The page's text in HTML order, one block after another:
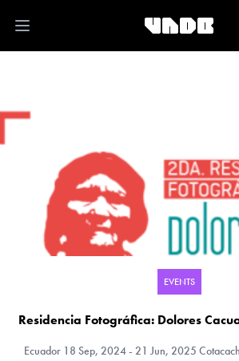
Open main menu
EVENTS
Residencia Fotográfica: Dolores
Ecuador 18 Sep, 2024 - 21 Jun, 2025